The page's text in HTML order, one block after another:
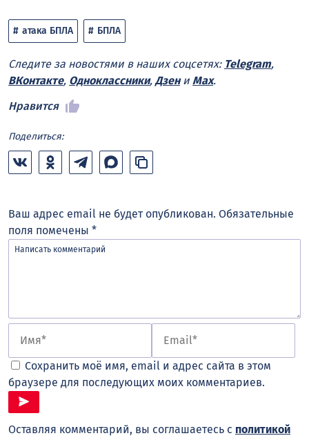
атака БПЛА БПЛА
Следите за новостями в наших соцсетях: Telegram,
ВКонтакте, Одноклассники, Дзени Max.
Нравится
Поделиться:
Ваш адрес email не будет опубликован. Обязательные
поля помечены *
Сохранить моё имя, email и адрес сайта в этом
браузере для последующих моих комментариев.
Оставляя комментарий, вы соглашаетесь с политикой